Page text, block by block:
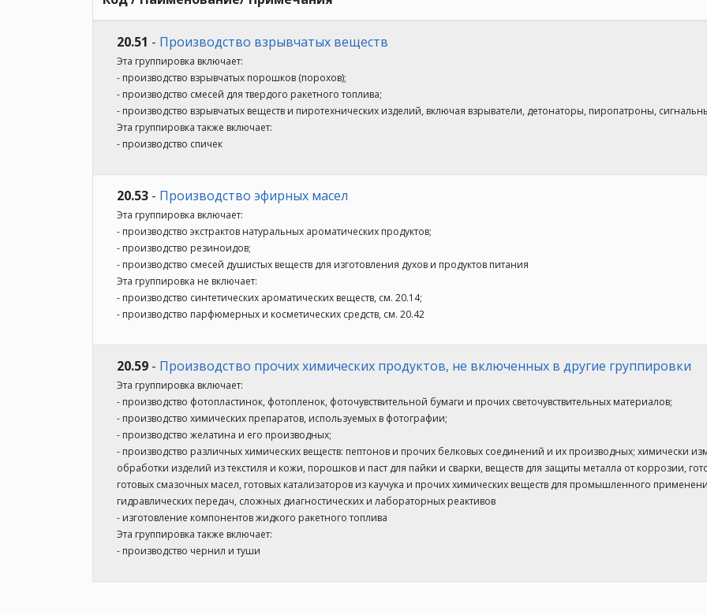
20.51 - Производство взрывчатых веществ
Эта группировка включает:
- производство взрывчатых порошков (порохов);
- производство смесей для твердого ракетного топлива;
- производство взрывчатых веществ и пиротехнических изделий, включая взрыватели, детонаторы, пиропатроны,
Эта группировка также включает:
- производство спичек
20.53 - Производство эфирных масел
Эта группировка включает:
- производство экстрактов натуральных ароматических продуктов;
- производство резиноидов;
- производство смесей душистых веществ для изготовления духов и продуктов питания
Эта группировка не включает:
- производство синтетических ароматических веществ, см. 20.14;
- производство парфюмерных и косметических средств, см. 20.42
20.59 - Производство прочих химических продуктов, не включенных в другие группировки
Эта группировка включает:
- производство фотопластинок, фотопленок, фоточувствительной бумаги и прочих светочувствительных материалов;
- производство химических препаратов, используемых в фотографии;
- производство желатина и его производных;
- производство различных химических веществ: пептонов и прочих белковых соединений и их производных; химически
обработки изделий из текстиля и кожи, порошков и паст для пайки и сварки, веществ для защиты металла от коррозии,
готовых смазочных масел, готовых катализаторов из каучука и прочих химических веществ для промышленного
гидравлических передач, сложных диагностических и лабораторных реактивов
- изготовление компонентов жидкого ракетного топлива
Эта группировка также включает:
- производство чернил и туши